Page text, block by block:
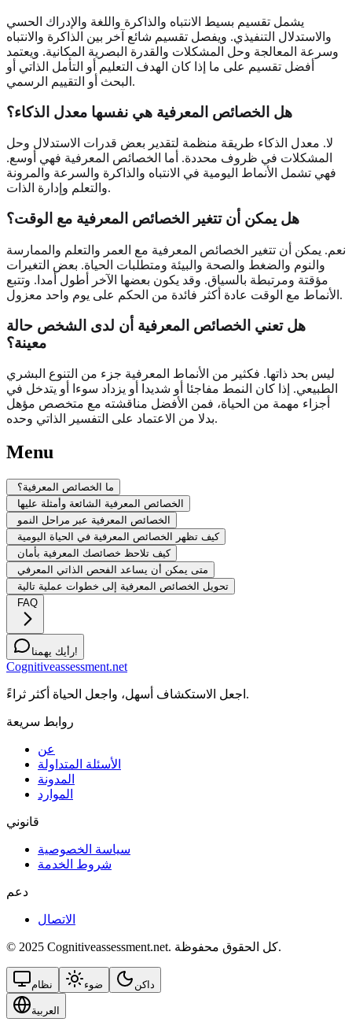
يشمل تقسيم بسيط الانتباه والذاكرة واللغة والإدراك الحسي
والاستدلال التنفيذي. ويفصل تقسيم شائع آخر بين الذاكرة والانتباه
وسرعة المعالجة وحل المشكلات والقدرة البصرية المكانية. ويعتمد
أفضل تقسيم على ما إذا كان الهدف التعليم أو التأمل الذاتي أو
البحث أو التقييم الرسمي.
هل الخصائص المعرفية هي نفسها معدل الذكاء؟
لا. معدل الذكاء طريقة منظمة لتقدير بعض قدرات الاستدلال وحل
المشكلات في ظروف محددة. أما الخصائص المعرفية فهي أوسع.
فهي تشمل الأنماط اليومية في الانتباه والذاكرة والسرعة والمرونة
والتعلم وإدارة الذات.
هل يمكن أن تتغير الخصائص المعرفية مع الوقت؟
نعم. يمكن أن تتغير الخصائص المعرفية مع العمر والتعلم والممارسة
والنوم والضغط والصحة والبيئة ومتطلبات الحياة. بعض التغيرات
مؤقتة ومرتبطة بالسياق. وقد يكون بعضها الآخر أطول أمدا. وتتبع
الأنماط مع الوقت عادة أكثر فائدة من الحكم على يوم واحد معزول.
هل تعني الخصائص المعرفية أن لدى الشخص حالة
معينة؟
ليس بحد ذاتها. فكثير من الأنماط المعرفية جزء من التنوع البشري
الطبيعي. إذا كان النمط مفاجئا أو شديدا أو يزداد سوءا أو يتدخل في
أجزاء مهمة من الحياة، فمن الأفضل مناقشته مع متخصص مؤهل
بدلا من الاعتماد على التفسير الذاتي وحده.
Menu
ما الخصائص المعرفية؟
الخصائص المعرفية الشائعة وأمثلة عليها
الخصائص المعرفية عبر مراحل النمو
كيف تظهر الخصائص المعرفية في الحياة اليومية
كيف تلاحظ خصائصك المعرفية بأمان
متى يمكن أن يساعد الفحص الذاتي المعرفي
تحويل الخصائص المعرفية إلى خطوات عملية تالية
FAQ
رأيك يهمنا!
Cognitiveassessment.net
اجعل الاستكشاف أسهل، واجعل الحياة أكثر ثراءً.
روابط سريعة
عن
الأسئلة المتداولة
المدونة
الموارد
قانوني
سياسة الخصوصية
شروط الخدمة
دعم
الاتصال
© 2025 Cognitiveassessment.net. كل الحقوق محفوظة.
نظام ضوء داكن
العربية